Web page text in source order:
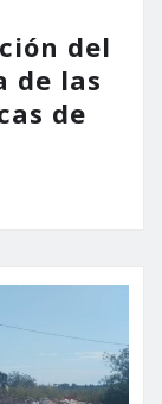
del
de las
de